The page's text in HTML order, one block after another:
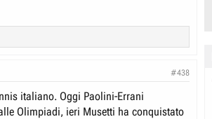
#438
italiano. Oggi Paolini-Errani
Olimpiadi, ieri Musetti ha conquistato